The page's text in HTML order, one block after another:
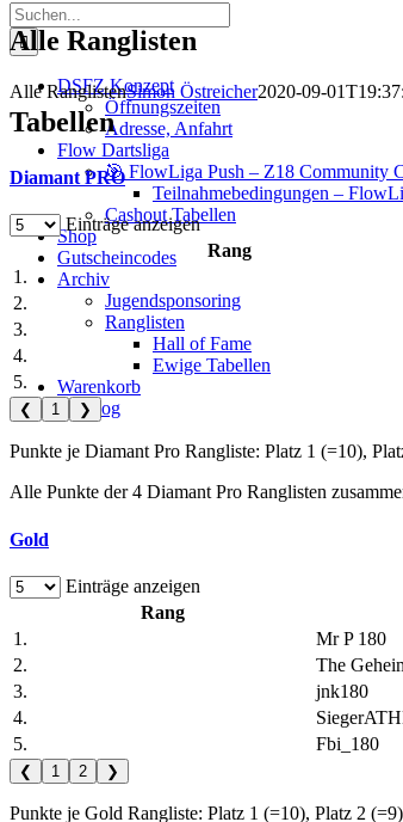
Suche
nach:
DSFZ Konzept
Öffnungszeiten
Adresse, Anfahrt
Flow Dartsliga
🎯 FlowLiga Push – Z18 Community
Teilnahmebedingungen –
Cashout Tabellen
Shop
Gutscheincodes
Archiv
Jugendsponsoring
Ranglisten
Hall of Fame
Ewige Tabellen
Warenkorb
BlaBlog
Alle Ranglisten
Alle RanglistenSimon Östreicher2020-09-
Tabellen
Diamant PRO
Einträge anzeigen
Rang
1.
2.
3.
4.
5.
❮ 1 ❯
Punkte je Diamant Pro Rangliste: Platz 1 (=10),
Alle Punkte der 4 Diamant Pro Ranglisten
Gold
Einträge anzeigen
Rang
1.
Mr P 180
2.
The
3.
jnk180
4.
5.
Fbi_180
❮ 1 2 ❯
Punkte je Gold Rangliste: Platz 1 (=10), Platz 2